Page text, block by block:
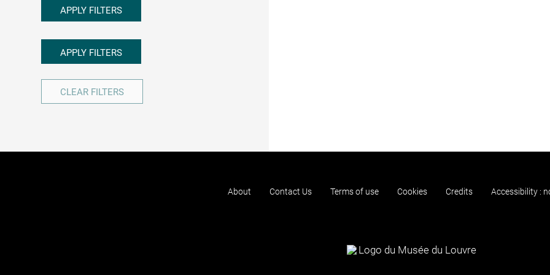
APPLY FILTERS
APPLY FILTERS
CLEAR FILTERS
About Contact Us Terms of use Cookies Credits Accessibility :